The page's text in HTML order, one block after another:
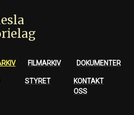
FILMARKIV DOKUMENTER
STYRET
KONTAKT
OSS